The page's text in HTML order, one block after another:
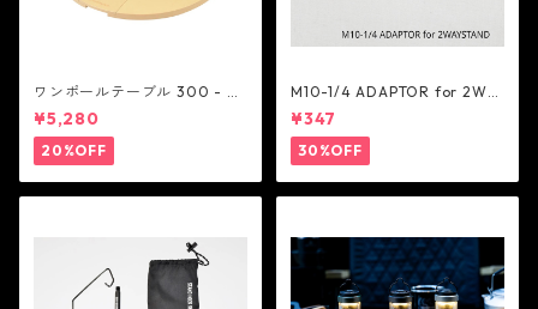
ワンポールテーブル 300 - be
lmont
¥5,280
20%OFF
M10-1/4 ADAPTOR for 2WA
Y STAND - 5050WORKSHOP
¥347
30%OFF